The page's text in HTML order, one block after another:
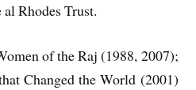
Rhodes Trust.
of the Raj (1988, 2007);
Changed the World (2001)